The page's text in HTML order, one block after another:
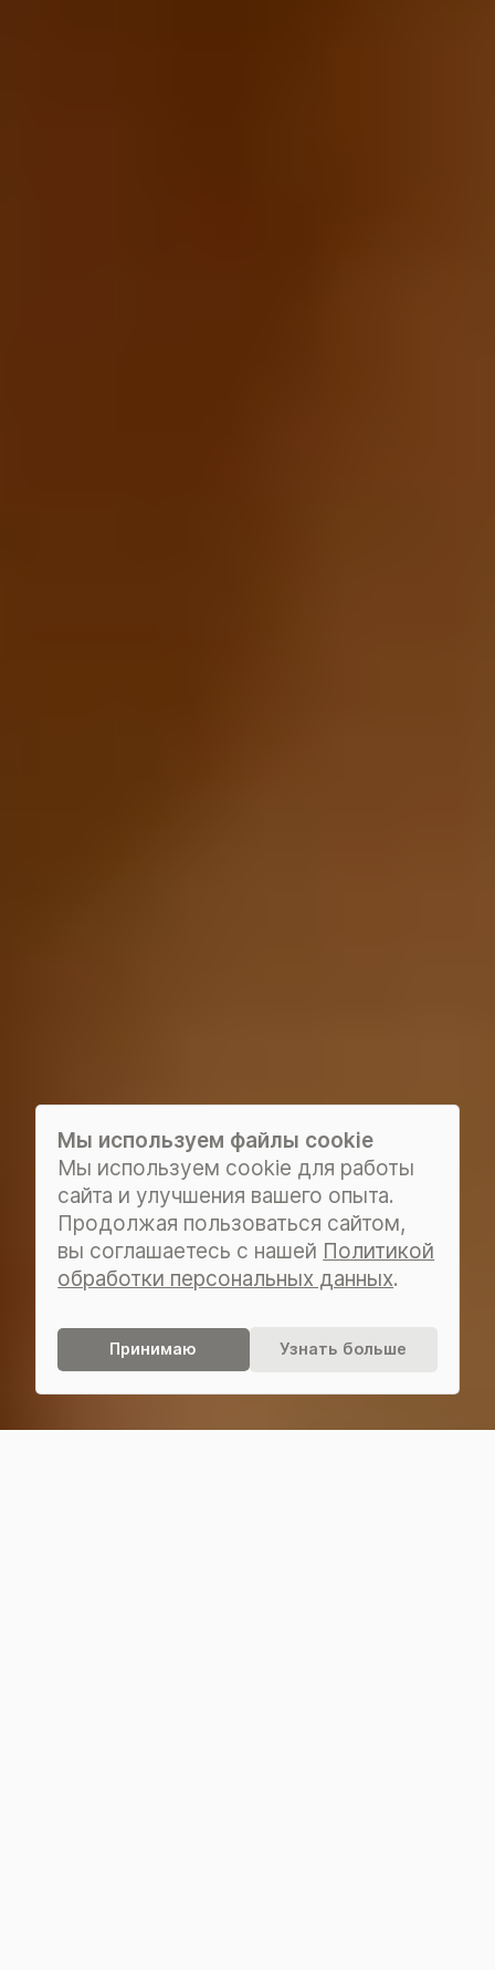
Мы используем файлы cookie
Мы используем cookie для работы
сайта и улучшения вашего опыта.
Продолжая пользоваться сайтом,
вы соглашаетесь с нашей Политикой
обработки персональных данных.
Узнать больше
Принимаю